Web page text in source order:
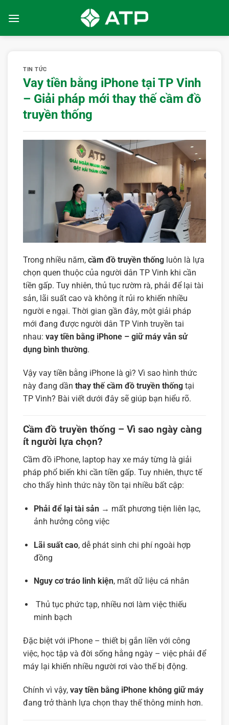
qua
TIN TỨC
Vay tiền bằng iPhone tại TP Vinh
– Giải pháp mới thay thế cầm đồ
truyền thống
Trong nhiều năm, cầm đồ truyền thống luôn là lựa
chọn quen thuộc của người dân TP Vinh khi cần
tiền gấp. Tuy nhiên, thủ tục rườm rà, phải để lại tài
sản, lãi suất cao và không ít rủi ro khiến nhiều
người e ngại. Thời gian gần đây, một giải pháp
mới đang được người dân TP Vinh truyền tai
nhau: vay tiền bằng iPhone – giữ máy vẫn sử
dụng bình thường.
Vậy vay tiền bằng iPhone là gì? Vì sao hình thức
này đang dần thay thế cầm đồ truyền thống tại
TP Vinh? Bài viết dưới đây sẽ giúp bạn hiểu rõ.
Cầm đồ truyền thống – Vì sao ngày càng
ít người lựa chọn?
Cầm đồ iPhone, laptop hay xe máy từng là giải
pháp phổ biến khi cần tiền gấp. Tuy nhiên, thực tế
cho thấy hình thức này tồn tại nhiều bất cập:
Phải để lại tài sản→ mất phương tiện liên lạc,
ảnh hưởng công việc
Lãi suất cao, dễ phát sinh chi phí ngoài hợp
đồng
Nguy cơ tráo linh kiện, mất dữ liệu cá nhân
Thủ tục phức tạp, nhiều nơi làm việc thiếu
minh bạch
Đặc biệt với iPhone – thiết bị gắn liền với công
việc, học tập và đời sống hằng ngày – việc phải để
máy lại khiến nhiều người rơi vào thế bị động.
Chính vì vậy, vay tiền bằng iPhone không giữ máy
đang trở thành lựa chọn thay thế thông minh hơn.